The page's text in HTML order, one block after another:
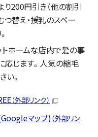
200円引き（他の割引
つ替え・授乳のスペー
トホームな店内で髪の事
応じます。人気の縮毛
い。
（外部リンク）
マップ)（外部リン